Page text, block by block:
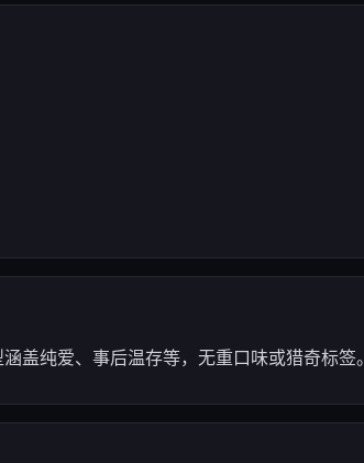
盖纯爱、事后温存等，无重口味或猎奇标签。